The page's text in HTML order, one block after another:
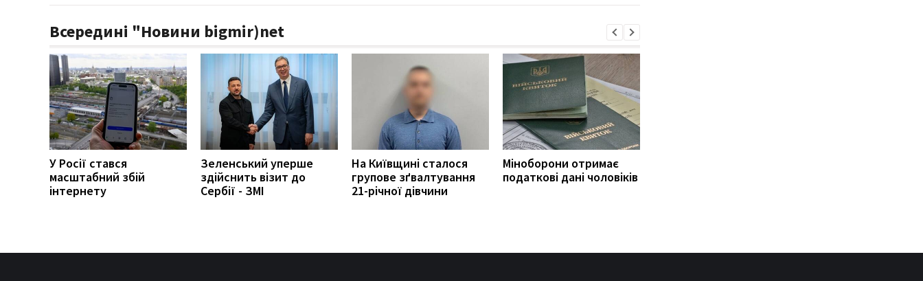
Всередині "Новини bigmir)net
У Росії стався
масштабний збій
інтернету
Зеленський уперше
здійснить візит до
Сербії - ЗМІ
На Київщині сталося
групове зґвалтування
21-річної дівчини
Міноборони отримає
податкові дані чоловіків